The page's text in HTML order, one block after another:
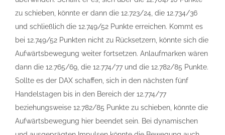
zu schieben, könnte er dann die 12.723/24, die 12.734/36
und schließlich die 12.749/52 Punkte erreichen. Kommt es
bei 12.749/52 Punkten nicht zu Rücksetzern, könnte sich die
Aufwärtsbewegung weiter fortsetzen. Anlaufmarken wären
dann die 12.765/69, die 12.774/77 und die 12.782/85 Punkte.
Sollte es der DAX schaffen, sich in den nächsten fünf
Handelstagen bis in den Bereich der 12.774/77
beziehungsweise 12.782/85 Punkte zu schieben, könnte die
Aufwärtsbewegung hier beendet sein. Bei dynamischen